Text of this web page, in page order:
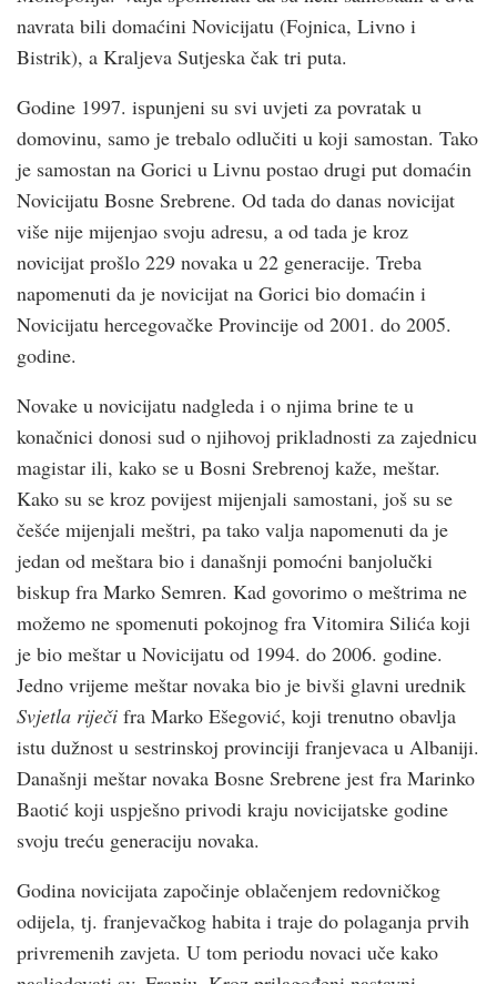
navrata bili domaćini Novicijatu (Fojnica, Livno i
Bistrik), a Kraljeva Sutjeska čak tri puta.
Godine 1997. ispunjeni su svi uvjeti za povratak u
domovinu, samo je trebalo odlučiti u koji samostan. Tako
je samostan na Gorici u Livnu postao drugi put domaćin
Novicijatu Bosne Srebrene. Od tada do danas novicijat
više nije mijenjao svoju adresu, a od tada je kroz
novicijat prošlo 229 novaka u 22 generacije. Treba
napomenuti da je novicijat na Gorici bio domaćin i
Novicijatu hercegovačke Provincije od 2001. do 2005.
godine.
Novake u novicijatu nadgleda i o njima brine te u
konačnici donosi sud o njihovoj prikladnosti za zajednicu
magistar ili, kako se u Bosni Srebrenoj kaže, meštar.
Kako su se kroz povijest mijenjali samostani, još su se
češće mijenjali meštri, pa tako valja napomenuti da je
jedan od meštara bio i današnji pomoćni banjolučki
biskup fra Marko Semren. Kad govorimo o meštrima ne
možemo ne spomenuti pokojnog fra Vitomira Silića koji
je bio meštar u Novicijatu od 1994. do 2006. godine.
Jedno vrijeme meštar novaka bio je bivši glavni urednik
Svjetla riječi fra Marko Ešegović, koji trenutno obavlja
istu dužnost u sestrinskoj provinciji franjevaca u Albaniji.
Današnji meštar novaka Bosne Srebrene jest fra Marinko
Baotić koji uspješno privodi kraju novicijatske godine
svoju treću generaciju novaka.
Godina novicijata započinje oblačenjem redovničkog
odijela, tj. franjevačkog habita i traje do polaganja prvih
privremenih zavjeta. U tom periodu novaci uče kako